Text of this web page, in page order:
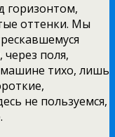
горизонтом,
оттенки. Мы
поля,
машине тихо, лишь
не пользуемся,